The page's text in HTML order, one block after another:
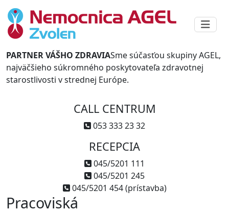
PARTNER VÁŠHO ZDRAVIASme súčasťou skupiny AGEL,
najväčšieho súkromného poskytovateľa zdravotnej
starostlivosti v strednej Európe.
CALL CENTRUM
053 333 23 32
RECEPCIA
045/5201 111
045/5201 245
045/5201 454 (prístavba)
Pracoviská